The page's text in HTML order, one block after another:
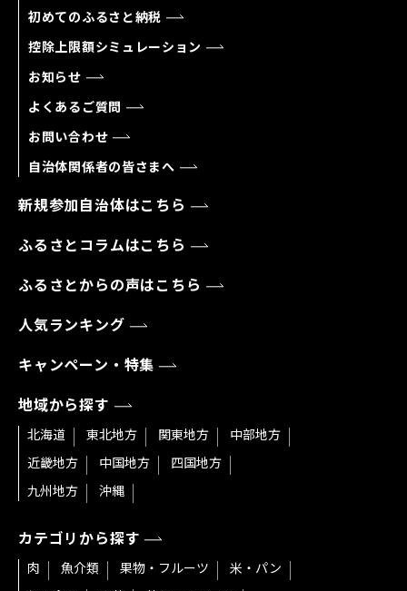
初めてのふるさと納税
控除上限額シミュレーション
お知らせ
よくあるご質問
お問い合わせ
自治体関係者の皆さまへ
新規参加自治体はこちら
ふるさとコラムはこちら
ふるさとからの声はこちら
人気ランキング
キャンペーン・特集
地域から探す
北海道 東北地方 関東地方
中部地方
近畿地方
中国地方
四国地方
九州地方
沖縄
カテゴリから探す
肉 魚介類 果物・フルーツ
米・パン